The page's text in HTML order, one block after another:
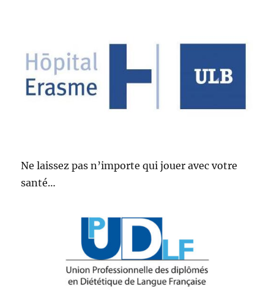
Ne laissez pas n’importe qui jouer avec votre
santé…